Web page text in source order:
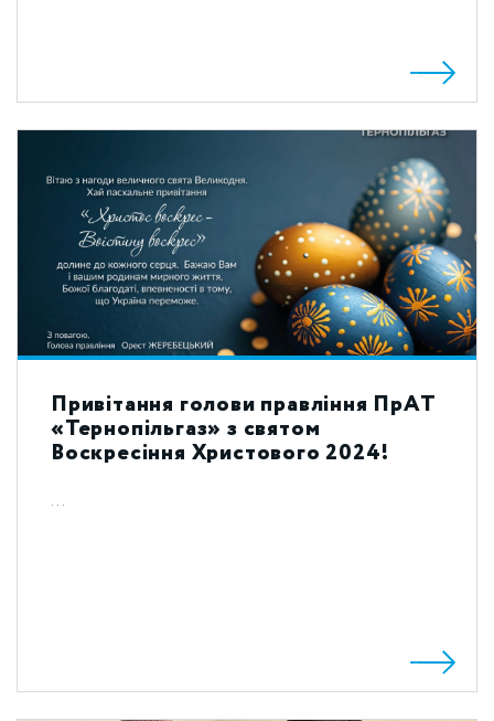
Привітання голови правління ПрАТ
«Тернопільгаз» з святом
Воскресіння Христового 2024!
...